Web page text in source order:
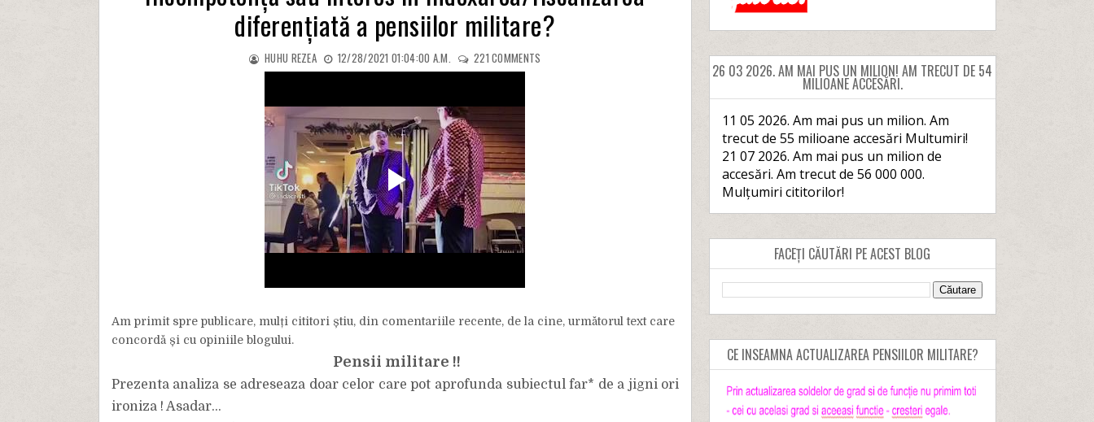
diferențiată a pensiilor militare?
HUHU REZEA 12/28/2021 01:04:00 A.M. 221 COMMENTS
Am primit spre publicare, mulți cititori știu, din comentariile recente, de la cine, următorul text care
concordă și cu opiniile blogului.
Pensii militare !!
Prezenta analiza se adreseaza doar celor care pot aprofunda subiectul far* de a jigni ori
ironiza ! Asadar...
26 03 2026. AM MAI PUS UN MILION! AM TRECUT DE 54
MILIOANE ACCESĂRI.
11 05 2026. Am mai pus un milion. Am
trecut de 55 milioane accesări Multumiri!
21 07 2026. Am mai pus un milion de
accesări. Am trecut de 56 000 000.
Mulțumiri cititorilor!
FACEȚI CĂUTĂRI PE ACEST BLOG
CE INSEAMNA ACTUALIZAREA PENSIILOR MILITARE?